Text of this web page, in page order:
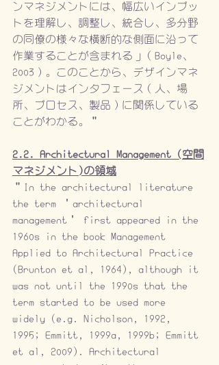
ンマネジメントには、幅広いインプッ
トを理解し、調整し、統合し、多分野
の同僚の様々な横断的な側面に沿って
作業することが含まれる」（Boyle、
2003）。このことから、デザインマネ
ジメントはインタフェース（人、場
所、プロセス、製品）に関係している
ことがわかる。”
2.2. Architectural Management (空間
マネジメント)の領域
“In the architectural literature
the term ‘architectural
management’ first appeared in the
1960s in the book Management
Applied to Architectural Practice
(Brunton et al, 1964), although it
was not until the 1990s that the
term started to be used more
widely (e.g. Nicholson, 1992,
1995; Emmitt, 1999a, 1999b; Emmitt
et al, 2009). Architectural